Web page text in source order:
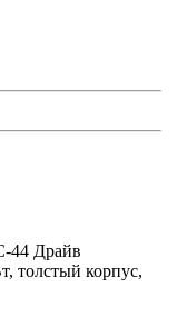
44 Драйв
толстый корпус,